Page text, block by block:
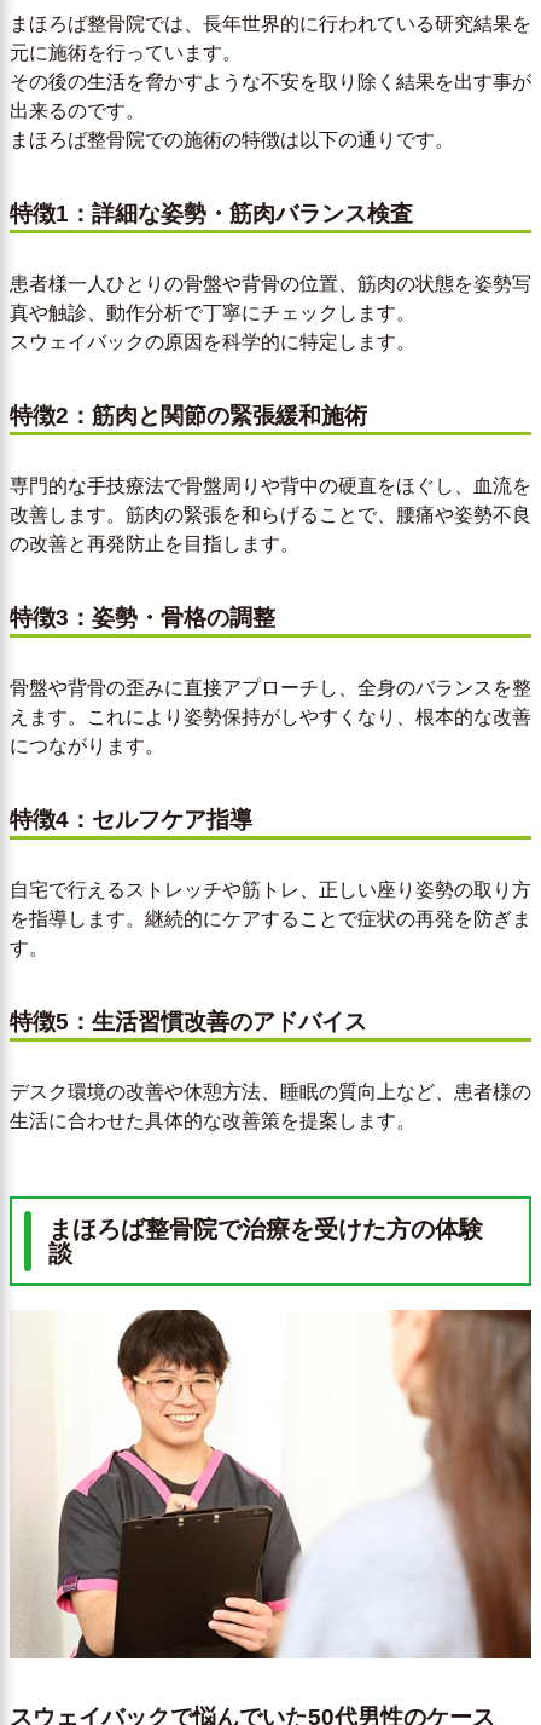
まほろば整骨院では、長年世界的に行われている研究結果を
元に施術を行っています。
その後の生活を脅かすような不安を取り除く結果を出す事が
出来るのです。
まほろば整骨院での施術の特徴は以下の通りです。
特徴1：詳細な姿勢・筋肉バランス検査
患者様一人ひとりの骨盤や背骨の位置、筋肉の状態を姿勢写
真や触診、動作分析で丁寧にチェックします。
スウェイバックの原因を科学的に特定します。
特徴2：筋肉と関節の緊張緩和施術
専門的な手技療法で骨盤周りや背中の硬直をほぐし、血流を
改善します。筋肉の緊張を和らげることで、腰痛や姿勢不良
の改善と再発防止を目指します。
特徴3：姿勢・骨格の調整
骨盤や背骨の歪みに直接アプローチし、全身のバランスを整
えます。これにより姿勢保持がしやすくなり、根本的な改善
につながります。
特徴4：セルフケア指導
自宅で行えるストレッチや筋トレ、正しい座り姿勢の取り方
を指導します。継続的にケアすることで症状の再発を防ぎま
す。
特徴5：生活習慣改善のアドバイス
デスク環境の改善や休憩方法、睡眠の質向上など、患者様の
生活に合わせた具体的な改善策を提案します。
まほろば整骨院で治療を受けた方の体験
談
スウェイバックで悩んでいた50代男性のケース